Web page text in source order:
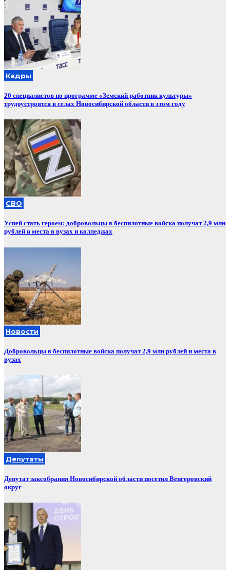
Кадры
20 специалистов по программе «Земский работник культуры»
трудоустроятся в селах Новосибирской области в этом году
СВО
Успей стать героем: добровольцы в беспилотные войска получат 2,9 млн
рублей и места в вузах и колледжах
Новости
Добровольцы в беспилотные войска получат 2,9 млн рублей и места в
вузах
Депутаты
Депутат заксобрания Новосибирской области посетил Венгеровский
округ